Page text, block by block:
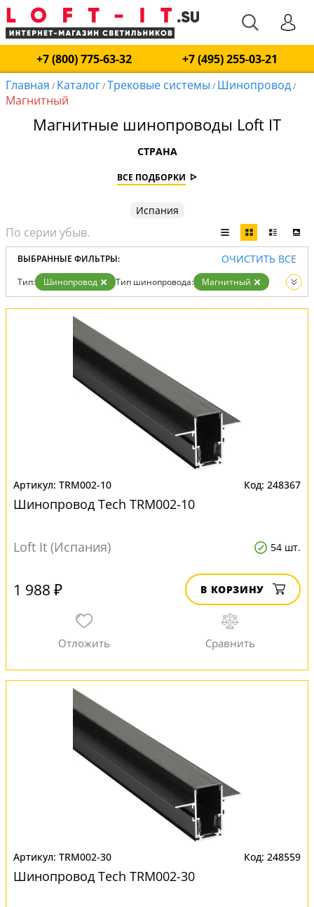
+7 (800) 775-63-32
+7 (495) 255-03-21
Главная / Каталог/Трековые системы / Шинопровод/
Магнитный
Магнитные шинопроводы Loft IT
СТРАНА
ВСЕ ПОДБОРКИ
Испания
ВЫБРАННЫЕ ФИЛЬТРЫ: ОЧИСТИТЬ ВСЕ
Тип: Шинопровод Тип шинопровода:
Магнитный
Вид:
Трековые системы
TRM002-10 248367
Шинопровод Tech TRM002-10
Loft It (Испания) 54 шт.
1 988 ₽ В КОРЗИНУ
TRM002-30 248559
Шинопровод Tech TRM002-30